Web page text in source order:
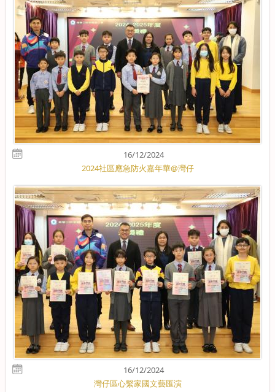
16/12/2024
2024社區應急防火嘉年華@灣仔
16/12/2024
灣仔區心繫家國文藝匯演